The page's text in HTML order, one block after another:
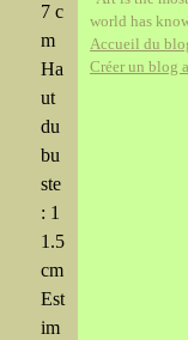
7 c
m
Ha
ut
du
bu
ste
: 1
1.5
cm
Est
im
world has
Accueil du
Créer un blog